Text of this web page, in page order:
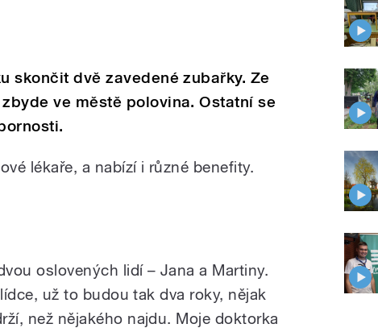
skončit dvě zavedené zubařky. Ze
ve městě polovina. Ostatní se
lékaře, a nabízí i různé benefity.
oslovených lidí – Jana a Martiny.
už to budou tak dva roky, nějak
než nějakého najdu. Moje doktorka